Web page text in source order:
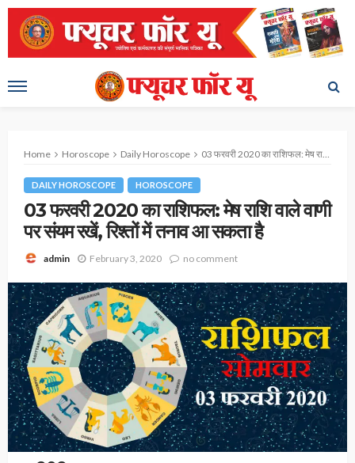
Home Horoscope Daily Horoscope 03 फरवरी 2020 का राशिफल: मेष राशि वाले वाणी पर संयम रखें, रिश्तों में तनाव आ सकता है
DAILY HOROSCOPE HOROSCOPE
03 फरवरी 2020 का राशिफल: मेष राशि वाले वाणी
पर संयम रखें, रिश्तों में तनाव आ सकता है
admin February 3, 2020 no comment